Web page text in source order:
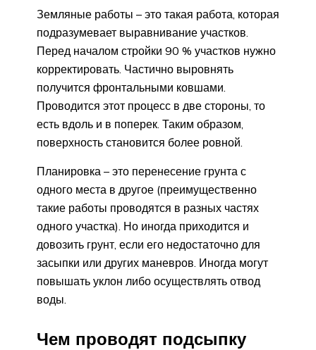
Земляные работы – это такая работа, которая
подразумевает выравнивание участков.
Перед началом стройки 90 % участков нужно
корректировать. Частично выровнять
получится фронтальными ковшами.
Проводится этот процесс в две стороны, то
есть вдоль и в поперек. Таким образом,
поверхность становится более ровной.
Планировка – это перенесение грунта с
одного места в другое (преимущественно
такие работы проводятся в разных частях
одного участка). Но иногда приходится и
довозить грунт, если его недостаточно для
засыпки или других маневров. Иногда могут
повышать уклон либо осуществлять отвод
воды.
Чем проводят подсыпку